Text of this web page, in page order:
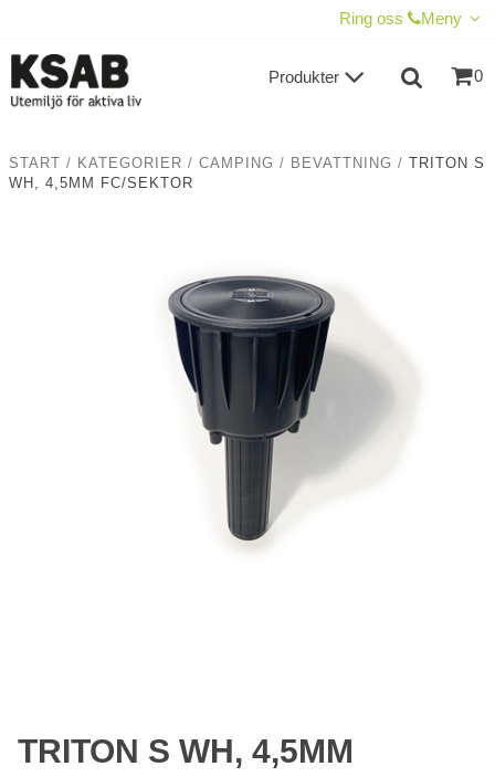
Ring oss Meny
0
Produkter
START / KATEGORIER / CAMPING / BEVATTNING /
TRITON S
WH, 4,5MM FC/SEKTOR
TRITON S WH, 4,5MM
TILL KASSAN